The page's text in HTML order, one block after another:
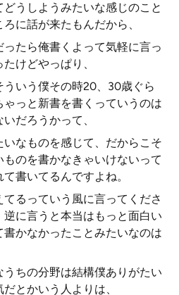
うしようみたいな感じのこと
に話が来たもんだから、
たら俺書くよって気軽に言っ
けどやっぱり、
いう僕その時20、30歳ぐら
っと新書を書くっていうのは
だろうかって、
なものを感じて、だからこそ
のを書かなきゃいけないって
書いてるんですよね。
るっていう風に言ってくださ
に言うと本当はもっと面白い
かなかったことみたいなのは
ちの分野は結構僕ありがたい
とかいう人よりは、